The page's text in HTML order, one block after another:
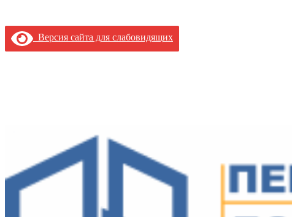
Версия сайта для слабовидящих